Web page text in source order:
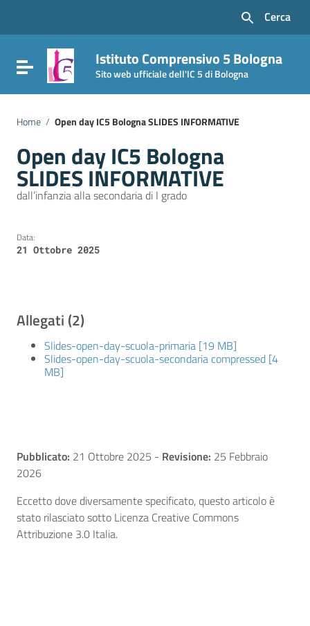
Vai al footer
Cerca
Attiva / disattiva la navigazione
Istituto Comprensivo 5 Bologna
Sito web ufficiale dell'IC 5 di Bologna
Home / Open day IC5 Bologna SLIDES INFORMATIVE
Open day IC5 Bologna
SLIDES INFORMATIVE
dall’infanzia alla secondaria di I grado
Data:
21 Ottobre 2025
Allegati (2)
Slides-open-day-scuola-primaria [19 MB]
Slides-open-day-scuola-secondaria compressed [4
MB]
Pubblicato: 21 Ottobre 2025 - Revisione: 25 Febbraio
2026
Eccetto dove diversamente specificato, questo articolo è
stato rilasciato sotto Licenza Creative Commons
Attribuzione 3.0 Italia.